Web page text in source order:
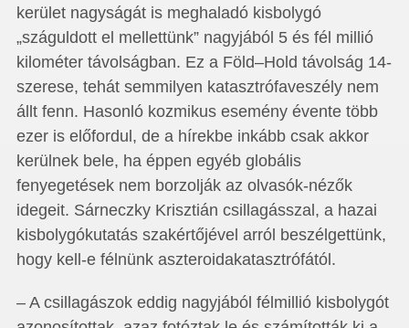
kerület nagyságát is meghaladó kisbolygó
„száguldott el mellettünk” nagyjából 5 és fél millió
kilométer távolságban. Ez a Föld–Hold távolság 14-
szerese, tehát semmilyen katasztrófaveszély nem
állt fenn. Hasonló kozmikus esemény évente több
ezer is előfordul, de a hírekbe inkább csak akkor
kerülnek bele, ha éppen egyéb globális
fenyegetések nem borzolják az olvasók-nézők
idegeit. Sárneczky Krisztián csillagásszal, a hazai
kisbolygókutatás szakértőjével arról beszélgettünk,
hogy kell-e félnünk aszteroidakatasztrófától.
– A csillagászok eddig nagyjából félmillió kisbolygót